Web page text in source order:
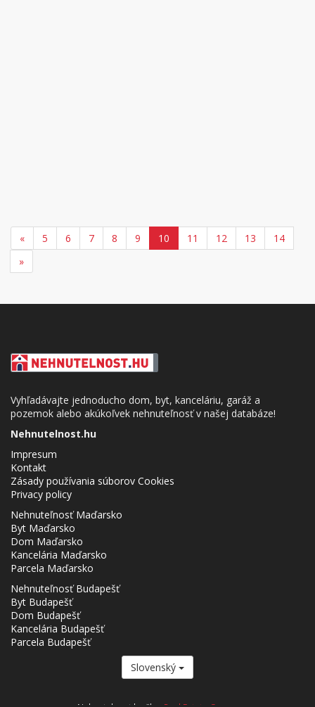
« 5 6 7 8 9 10 11 12 13
14
»
Vyhľadávajte jednoducho dom, byt, kanceláriu, garáž a
pozemok alebo akúkoľvek nehnuteľnosť v našej databáze!
Nehnutelnost.hu
Impresum
Kontakt
Zásady používania súborov Cookies
Privacy policy
Nehnuteľnosť Maďarsko
Byt Maďarsko
Dom Maďarsko
Kancelária Maďarsko
Parcela Maďarsko
Nehnuteľnosť Budapešť
Byt Budapešť
Dom Budapešť
Kancelária Budapešť
Parcela Budapešť
Slovenský